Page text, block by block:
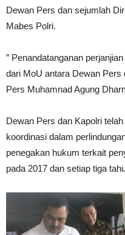
Dewan Pers dan sejumlah
Mabes Polri.
” Penandatanganan
dari MoU antara Dewan Pers
Pers Muhamnad Agung
Dewan Pers dan Kapolri
koordinasi dalam
penegakan hukum terkait
pada 2017 dan setiap tiga